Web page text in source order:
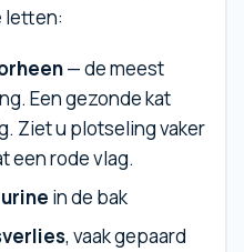
letten:
— de meest
Een gezonde kat
Ziet u plotseling vaker
een rode vlag.
in de bak
, vaak gepaard